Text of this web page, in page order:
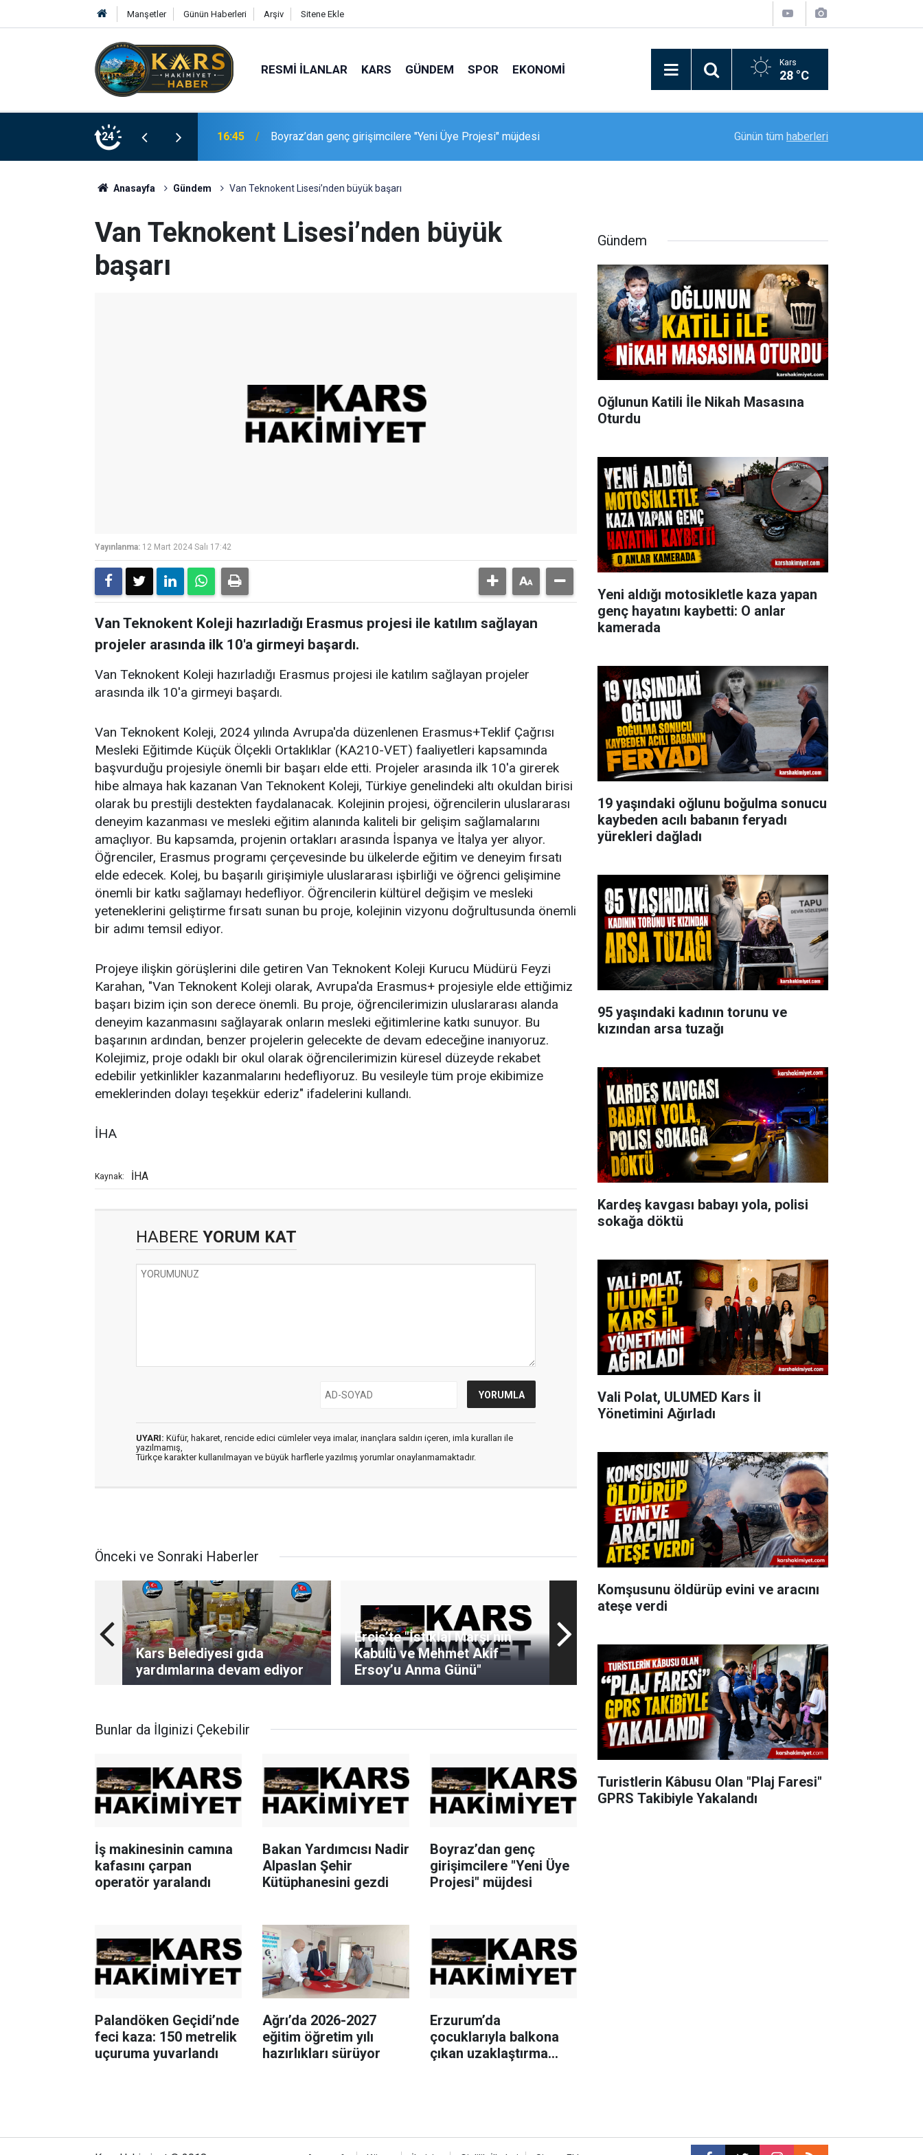
Manşetler Günün Haberleri Arşiv Sitene Ekle
RESMI İLANLAR KARS GÜNDEM SPOR EKONOMI Kars
28 °C
24
16:45
Boyraz’dan genç girişimcilere "Yeni Üye Projesi" müjdesi
16:37
Palandöken Geçidi’nde feci kaza: 150 metrelik uçuruma yuvarlandı Ağrı’da 2026-2027 eğitim öğretim yılı
Günün tüm haberleri
Anasayfa Gündem Van Teknokent Lisesi’nden büyük başarı
Van Teknokent Lisesi’nden büyük
başarı
Yayınlanma: 12 Mart 2024 Salı 17:42
Van Teknokent Koleji hazırladığı Erasmus projesi ile katılım sağlayan
projeler arasında ilk 10'a girmeyi başardı.
Van Teknokent Koleji hazırladığı Erasmus projesi ile katılım sağlayan projeler
arasında ilk 10'a girmeyi başardı.
Van Teknokent Koleji, 2024 yılında Avrupa'da düzenlenen Erasmus+Teklif Çağrısı
Mesleki Eğitimde Küçük Ölçekli Ortaklıklar (KA210-VET) faaliyetleri kapsamında
başvurduğu projesiyle önemli bir başarı elde etti. Projeler arasında ilk 10'a girerek
hibe almaya hak kazanan Van Teknokent Koleji, Türkiye genelindeki altı okuldan birisi
olarak bu prestijli destekten faydalanacak. Kolejinin projesi, öğrencilerin uluslararası
deneyim kazanması ve mesleki eğitim alanında kaliteli bir gelişim sağlamalarını
amaçlıyor. Bu kapsamda, projenin ortakları arasında İspanya ve İtalya yer alıyor.
Öğrenciler, Erasmus programı çerçevesinde bu ülkelerde eğitim ve deneyim fırsatı
elde edecek. Kolej, bu başarılı girişimiyle uluslararası işbirliği ve öğrenci gelişimine
önemli bir katkı sağlamayı hedefliyor. Öğrencilerin kültürel değişim ve mesleki
yeteneklerini geliştirme fırsatı sunan bu proje, kolejinin vizyonu doğrultusunda önemli
bir adımı temsil ediyor.
Projeye ilişkin görüşlerini dile getiren Van Teknokent Koleji Kurucu Müdürü Feyzi
Karahan, "Van Teknokent Koleji olarak, Avrupa'da Erasmus+ projesiyle elde ettiğimiz
başarı bizim için son derece önemli. Bu proje, öğrencilerimizin uluslararası alanda
deneyim kazanmasını sağlayarak onların mesleki eğitimlerine katkı sunuyor. Bu
başarının ardından, benzer projelerin gelecekte de devam edeceğine inanıyoruz.
Kolejimiz, proje odaklı bir okul olarak öğrencilerimizin küresel düzeyde rekabet
edebilir yetkinlikler kazanmalarını hedefliyoruz. Bu vesileyle tüm proje ekibimize
emeklerinden dolayı teşekkür ederiz" ifadelerini kullandı.
İHA
Kaynak: İHA
HABERE YORUM KAT
UYARI: Küfür, hakaret, rencide edici cümleler veya imalar, inançlara saldırı içeren, imla kuralları ile
yazılmamış,
Türkçe karakter kullanılmayan ve büyük harflerle yazılmış yorumlar onaylanmamaktadır.
Önceki ve Sonraki Haberler
Kars Belediyesi gıda
yardımlarına devam ediyor
Erciş’te "İstiklal Marşı’nın
Kabulü ve Mehmet Akif
Ersoy’u Anma Günü"
Bunlar da İlginizi Çekebilir
İş makinesinin camına
kafasını çarpan
operatör yaralandı
Bakan Yardımcısı Nadir
Alpaslan Şehir
Kütüphanesini gezdi
Boyraz’dan genç
girişimcilere "Yeni Üye
Projesi" müjdesi
Palandöken Geçidi’nde
feci kaza: 150 metrelik
uçuruma yuvarlandı
Ağrı’da 2026-2027
eğitim öğretim yılı
hazırlıkları sürüyor
Erzurum’da
çocuklarıyla balkona
çıkan uzaklaştırma
Gündem
Oğlunun Katili İle Nikah Masasına
Oturdu
Yeni aldığı motosikletle kaza yapan
genç hayatını kaybetti: O anlar
kamerada
19 yaşındaki oğlunu boğulma sonucu
kaybeden acılı babanın feryadı
yürekleri dağladı
95 yaşındaki kadının torunu ve
kızından arsa tuzağı
Kardeş kavgası babayı yola, polisi
sokağa döktü
Vali Polat, ULUMED Kars İl
Yönetimini Ağırladı
Komşusunu öldürüp evini ve aracını
ateşe verdi
Turistlerin Kâbusu Olan "Plaj Faresi"
GPRS Takibiyle Yakalandı